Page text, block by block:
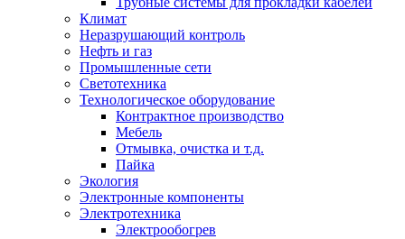
Климат
Неразрушающий контроль
Нефть и газ
Промышленные сети
Светотехника
Технологическое оборудование
Контрактное производство
Мебель
Отмывка, очистка и т.д.
Пайка
Экология
Электронные компоненты
Электротехника
Электрообогрев